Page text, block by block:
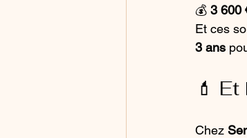
💰 3 600
Et ces
3 ans
💄
Chez